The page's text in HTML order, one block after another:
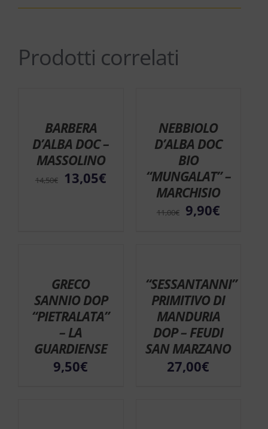
Prodotti correlati
BARBERA
D’ALBA DOC –
MASSOLINO
14,50€ 13,05€
NEBBIOLO
D’ALBA DOC
BIO
“MUNGALAT” –
MARCHISIO
11,00€ 9,90€
GRECO
SANNIO DOP
“PIETRALATA”
– LA
GUARDIENSE
9,50€
“SESSANTANNI”
PRIMITIVO DI
MANDURIA
DOP – FEUDI
SAN MARZANO
27,00€